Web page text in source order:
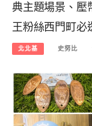
典主題場景、壓
王粉絲西門町必
北北基 史努比